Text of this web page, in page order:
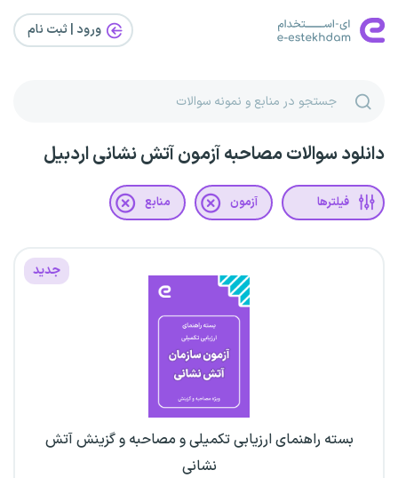
ورود | ثبت‌ نام
دانلود سوالات مصاحبه آزمون آتش نشانی اردبیل
فیلترها آزمون منابع
جدید
بسته راهنمای ارزیابی تکمیلی و مصاحبه و گزینش آتش
نشانی